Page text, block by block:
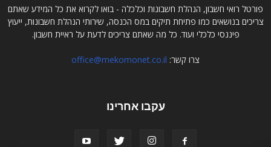
פורטל רואי חשבון, הנהלת חשבונות וכלכלה - בואו לקרוא את כל המידע שאתם
צריכים בנושאים כמו פתיחת תיקים במס הכנסה, שירותי הנהלת חשבונות, ייעוץ
פיננסי כלכלי ועוד. כל מה שאתם צריכים לדעת על ראיית חשבון.
צרו קשר: office@mekomonet.co.il
עקבו אחרינו